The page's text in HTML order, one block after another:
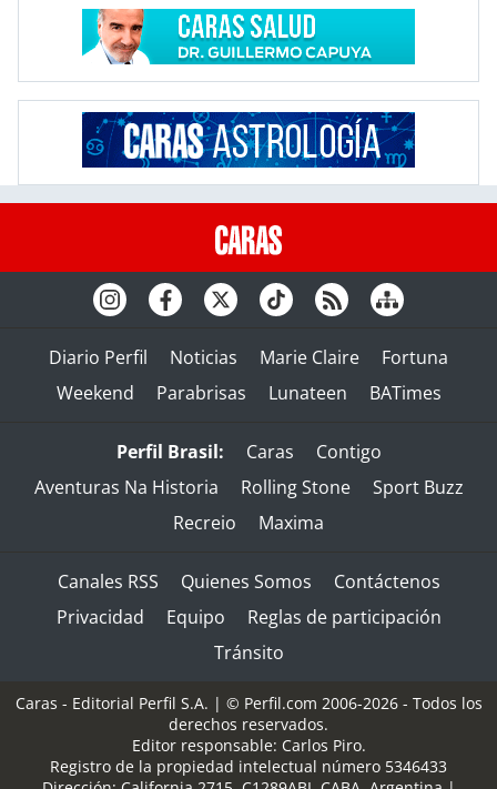
Diario Perfil Noticias Marie Claire
Fortuna
Weekend
Parabrisas Lunateen BATimes
Perfil Brasil: Caras
Contigo
Aventuras Na Historia
Rolling Stone
Sport Buzz
Recreio
Maxima
Canales RSS Quienes Somos
Contáctenos
Privacidad
Equipo
Reglas de participación
Tránsito
Caras - Editorial Perfil S.A. | © Perfil.com 2006-2026 - Todos los
derechos reservados.
Editor responsable: Carlos Piro.
Registro de la propiedad intelectual número 5346433